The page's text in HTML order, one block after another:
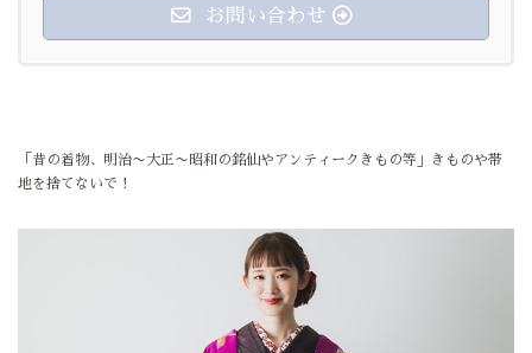
お問い合わせ
「昔の着物、明治〜大正〜昭和の銘仙やアンティークきもの等」きものや帯
地を捨てないで！